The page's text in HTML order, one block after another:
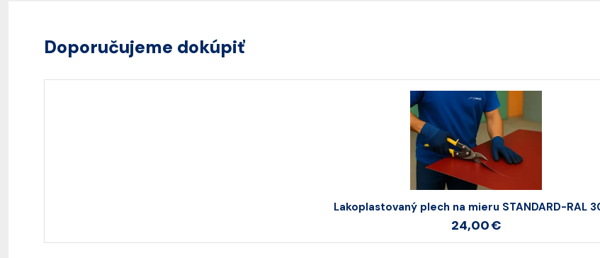
Doporučujeme dokúpiť
Lakoplastovaný plech na mieru STANDARD-RAL
24,00 €